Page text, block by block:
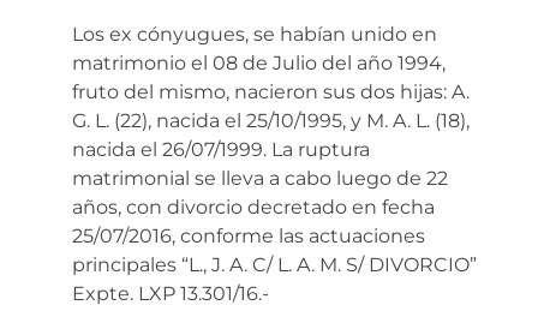
Los ex cónyugues, se habían unido en
matrimonio el 08 de Julio del año 1994,
fruto del mismo, nacieron sus dos hijas: A.
G. L. (22), nacida el 25/10/1995, y M. A. L. (18),
nacida el 26/07/1999. La ruptura
matrimonial se lleva a cabo luego de 22
años, con divorcio decretado en fecha
25/07/2016, conforme las actuaciones
principales “L., J. A. C/ L. A. M. S/ DIVORCIO”
Expte. LXP 13.301/16.-